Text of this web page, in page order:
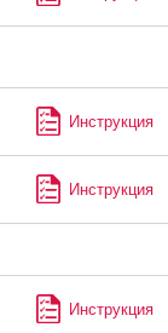
Инструкция
Инструкция
Инструкция